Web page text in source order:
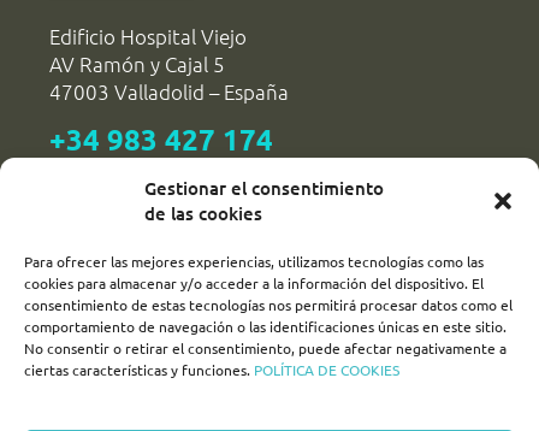
Gestionar el consentimiento
de las cookies
Para ofrecer las mejores experiencias, utilizamos tecnologías como las
cookies para almacenar y/o acceder a la información del dispositivo. El
consentimiento de estas tecnologías nos permitirá procesar datos como el
comportamiento de navegación o las identificaciones únicas en este sitio.
No consentir o retirar el consentimiento, puede afectar negativamente a
ciertas características y funciones. POLÍTICA DE COOKIES
Edificio Hospital Viejo
AV Ramón y Cajal 5
47003 Valladolid – España
+34 983 427 174
reservas@dipvalladolid.es
SÍGUENOS!
turismovalladolid
turvalladolid